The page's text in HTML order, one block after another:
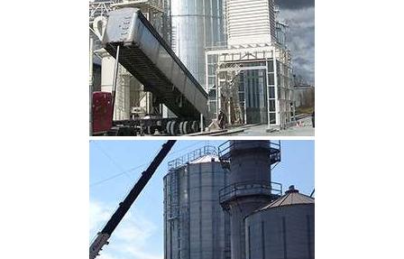
CLIQUEZ POUR AGRANDIR